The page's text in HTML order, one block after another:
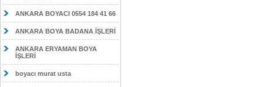
ANKARA BOYACI 0554 184 41 66
ANKARA BOYA BADANA İŞLERİ
ANKARA ERYAMAN BOYA
İŞLERİ
boyacı murat usta